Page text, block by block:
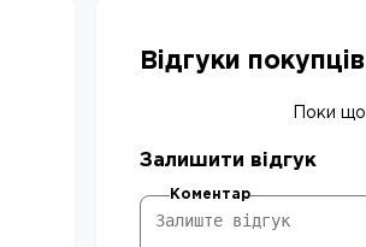
Відгуки покупців
Поки що
Залишити відгук
Коментар